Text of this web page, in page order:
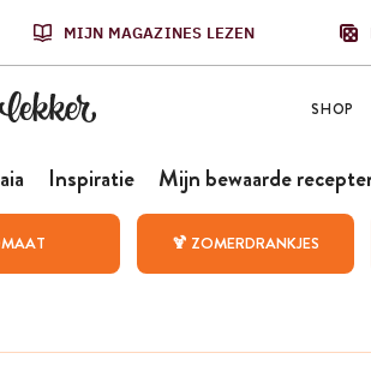
MIJN MAGAZINES LEZEN
SHOP
Inspiratie Mijn bewaarde
🍹 ZOMERDRANKJES